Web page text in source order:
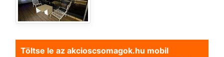
Töltse le az akcioscsomagok.hu mobil